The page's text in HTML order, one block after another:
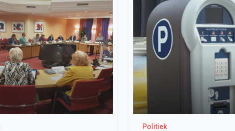
Politiek